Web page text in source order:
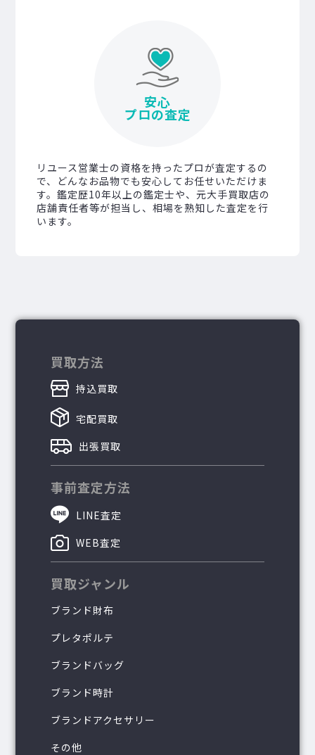
買取方法
持込買取
宅配買取
出張買取
事前査定方法
LINE査定
WEB査定
買取ジャンル
ブランド財布
プレタポルテ
ブランドバッグ
ブランド時計
ブランドアクセサリー
その他
安心
プロの査定
リユース営業士の資格を持ったプロが査定するの
で、どんなお品物でも安心してお任せいただけま
す。鑑定歴10年以上の鑑定士や、元大手買取店の
店舗責任者等が担当し、相場を熟知した査定を行
います。